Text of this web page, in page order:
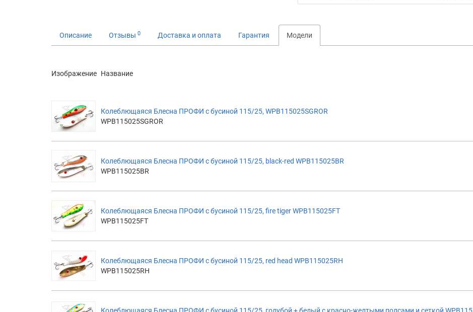
Описание Отзывы 0 Доставка и оплата Гарантия Модели
Изображение Название
Колеблющаяся Блесна ПРОФИ с бусиной 115/25, WPB115025SGROR
WPB115025SGROR
Колеблющаяся Блесна ПРОФИ с бусиной 115/25, black-red WPB115025BR
WPB115025BR
Колеблющаяся Блесна ПРОФИ с бусиной 115/25, fire tiger WPB115025FT
WPB115025FT
Колеблющаяся Блесна ПРОФИ с бусиной 115/25, red head WPB115025RH
WPB115025RH
Колеблющаяся Блесна ПРОФИ с бусиной 115/25, голубой + белый с красно-желтыми полсами и сеткой WPB115